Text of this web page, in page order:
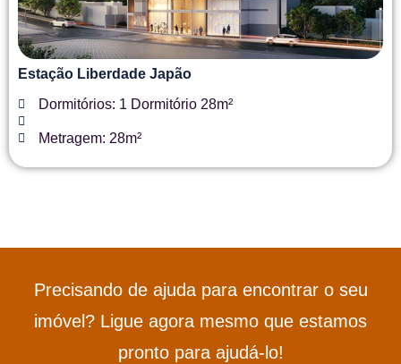
Estação Liberdade Japão
Dormitórios: 1 Dormitório 28m²
Metragem: 28m²
Precisando de ajuda para encontrar o seu
imóvel? Ligue agora mesmo que estamos
pronto para ajudá-lo!